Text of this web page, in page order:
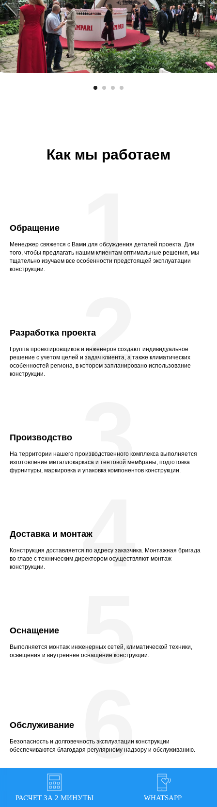
РАСЧЕТ ЗА 2 МИНУТЫ WHATSAPP
Как мы работаем
Обращение
Менеджер свяжется с Вами для обсуждения деталей проекта. Для
того, чтобы предлагать нашим клиентам оптимальные решения, мы
тщательно изучаем все особенности предстоящей эксплуатации
конструкции.
1
Разработка проекта
Группа проектировщиков и инженеров создают индивидуальное
решение с учетом целей и задач клиента, а также климатических
особенностей региона, в котором запланировано использование
конструкции.
2
Производство
На территории нашего производственного комплекса выполняется
изготовление металлокаркаса и тентовой мембраны, подготовка
фурнитуры, маркировка и упаковка компонентов конструкции.
3
Доставка и монтаж
Конструкция доставляется по адресу заказчика. Монтажная бригада
во главе с техническим директором осуществляют монтаж
конструкции.
4
Оснащение
Выполняется монтаж инженерных сетей, климатической техники,
освещения и внутреннее оснащение конструкции.
5
Обслуживание
Безопасность и долговечность эксплуатации конструкции
обеспечиваются благодаря регулярному надзору и обслуживанию.
6